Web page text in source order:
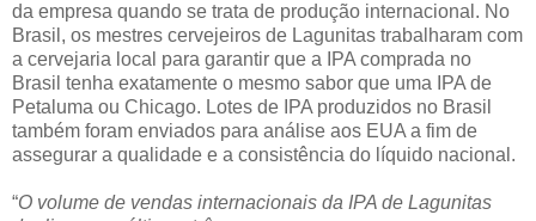
da empresa quando se trata de produção internacional. No
Brasil, os mestres cervejeiros de Lagunitas trabalharam com
a cervejaria local para garantir que a IPA comprada no
Brasil tenha exatamente o mesmo sabor que uma IPA de
Petaluma ou Chicago. Lotes de IPA produzidos no Brasil
também foram enviados para análise aos EUA a fim de
assegurar a qualidade e a consistência do líquido nacional.
“O volume de vendas internacionais da IPA de Lagunitas